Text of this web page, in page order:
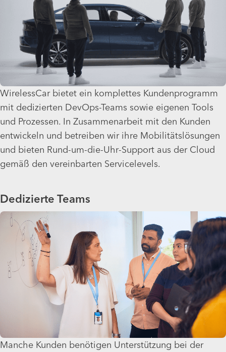
WirelessCar bietet ein komplettes Kundenprogramm
mit dedizierten DevOps-Teams sowie eigenen Tools
und Prozessen. In Zusammenarbeit mit den Kunden
entwickeln und betreiben wir ihre Mobilitätslösungen
und bieten Rund-um-die-Uhr-Support aus der Cloud
gemäß den vereinbarten Servicelevels.
Dedizierte Teams
Manche Kunden benötigen Unterstützung bei der